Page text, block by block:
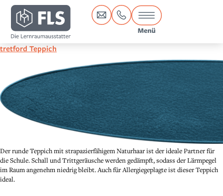
springen
tretford Teppich
Der runde Teppich mit strapazierfähigem Naturhaar ist der ideale Partner für
die Schule. Schall und Trittgeräusche werden gedämpft, sodass der Lärmpegel
im Raum angenehm niedrig bleibt. Auch für Allergiegeplagte ist dieser Teppich
ideal.